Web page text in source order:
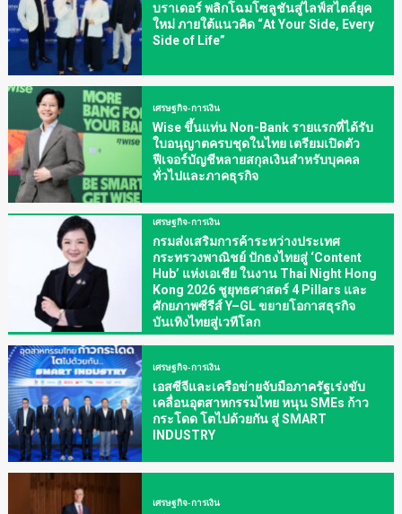
บราเดอร์ พลิกโฉมโซลูชันสู่ไลฟ์สไตล์ยุค
ใหม่ ภายใต้แนวคิด “At Your Side, Every
Side of Life”
เศรษฐกิจ-การเงิน
Wise ขึ้นแท่น Non-Bank รายแรกที่ได้รับ
ใบอนุญาตครบชุดในไทย เตรียมเปิดตัว
ฟีเจอร์บัญชีหลายสกุลเงินสำหรับบุคคล
ทั่วไปและภาคธุรกิจ
เศรษฐกิจ-การเงิน
กรมส่งเสริมการค้าระหว่างประเทศ
กระทรวงพาณิชย์ ปักธงไทยสู่ ‘Content
Hub’ แห่งเอเชีย ในงาน Thai Night Hong
Kong 2026 ชูยุทธศาสตร์ 4 Pillars และ
ศักยภาพซีรีส์ Y–GL ขยายโอกาสธุรกิจ
บันเทิงไทยสู่เวทีโลก
เศรษฐกิจ-การเงิน
เอสซีจีและเครือข่ายจับมือภาครัฐเร่งขับ
เคลื่อนอุตสาหกรรมไทย หนุน SMEs ก้าว
กระโดด โตไปด้วยกัน สู่ SMART
INDUSTRY
เศรษฐกิจ-การเงิน